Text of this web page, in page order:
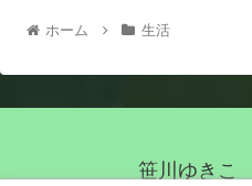
ホーム 生活
笹川ゆきこ